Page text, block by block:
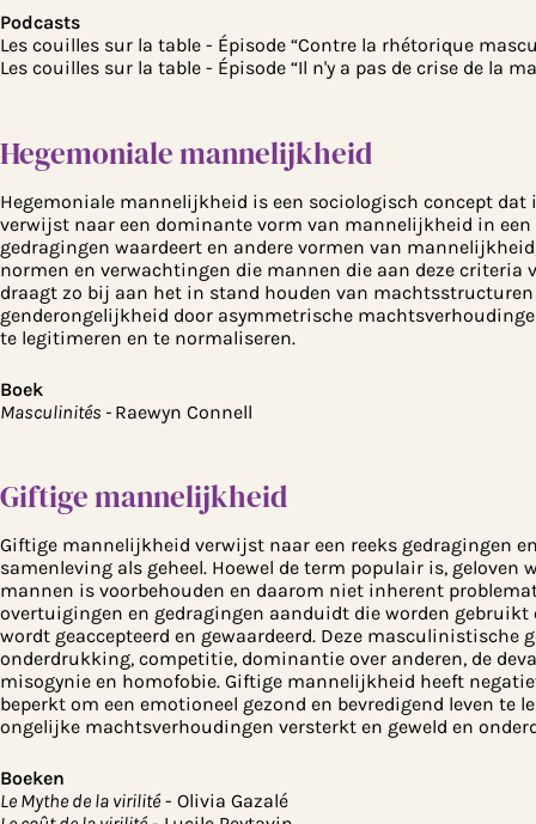
Podcasts
Les couilles sur la table - Épisode “Contre la rhétorique
Les couilles sur la table - Épisode “Il n'y a pas de crise de la
Hegemoniale mannelijkheid
Hegemoniale mannelijkheid is een sociologisch concept dat
verwijst naar een dominante vorm van mannelijkheid in
gedragingen waardeert en andere vormen van
normen en verwachtingen die mannen die aan deze
draagt ​​zo bij aan het in stand houden van
genderongelijkheid door asymmetrische
te legitimeren en te normaliseren.
Boek
Masculinités - Raewyn Connell
Giftige mannelijkheid
Giftige mannelijkheid verwijst naar een reeks gedragingen
samenleving als geheel. Hoewel de term populair is,
mannen is voorbehouden en daarom niet inherent
overtuigingen en gedragingen aanduidt die worden
wordt geaccepteerd en gewaardeerd. Deze
onderdrukking, competitie, dominantie over anderen, de
misogynie en homofobie. Giftige mannelijkheid heeft
beperkt om een ​​emotioneel gezond en bevredigend leven te
ongelijke machtsverhoudingen versterkt en geweld en
Boeken
Le Mythe de la virilité - Olivia Gazalé